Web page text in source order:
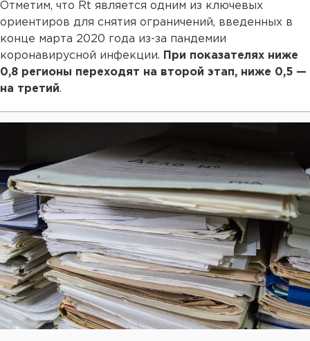
Отметим, что Rt является одним из ключевых
ориентиров для снятия ограничений, введенных в
конце марта 2020 года из-за пандемии
коронавирусной инфекции.
При показателях ниже
0,8 регионы переходят на второй этап, ниже 0,5 —
на третий.